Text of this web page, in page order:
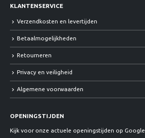
KLANTENSERVICE
Verzendkosten en levertijden
Betaalmogelijkheden
Retourneren
Privacy en veiligheid
Algemene voorwaarden
OPENINGSTIJDEN
Kijk voor onze actuele openingstijden op Google